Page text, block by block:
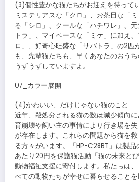
(3)個性豊かな猫たちがお迎えを待って
ミステリアスな「クロ」、お茶目な「
る「シロ」、クールな「ハチワレ」、
トラ」、マイペースな「ミケ」に加え
ロ」、好奇心旺盛な「サバトラ」の2匹
も、先輩猫たちも、早くあなたのおうち
うずうずしていますよ。
07_カラー展開
(4)かわいい、だけじゃない猫のこと
近年、殺処分される猫の数は減少傾向
育崩壊や飼い主の事情により行き場を
が存在します。これらの問題から猫を
る方々がいます。「HP-C28BT」は製品
あたり20円を保護猫活動「猫の未来と
動物福祉支援に寄付します。私たちは
べての動物たちが幸せに暮らせることを